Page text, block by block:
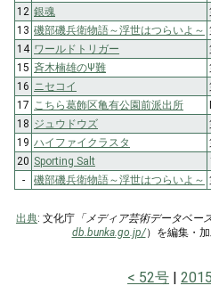
12 銀魂
13 磯部磯兵衛物語～浮世はつらいよ～
14 ワールドトリガー
15 斉木楠雄のΨ難
16 ニセコイ
17
こちら葛飾区亀有公園前派出所
18 ジュウドウズ
19 ハイファイクラスタ
20 Sporting Salt
-
磯部磯兵衛物語～浮世はつらいよ～
出典: 文化庁 「メディア芸術データベー
db.bunka.go.jp/）を編集・
52号